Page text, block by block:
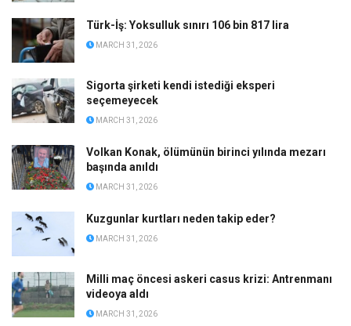
Türk-İş: Yoksulluk sınırı 106 bin 817 lira
MARCH 31, 2026
Sigorta şirketi kendi istediği eksperi
seçemeyecek
MARCH 31, 2026
Volkan Konak, ölümünün birinci yılında mezarı
başında anıldı
MARCH 31, 2026
Kuzgunlar kurtları neden takip eder?
MARCH 31, 2026
Milli maç öncesi askeri casus krizi: Antrenmanı
videoya aldı
MARCH 31, 2026